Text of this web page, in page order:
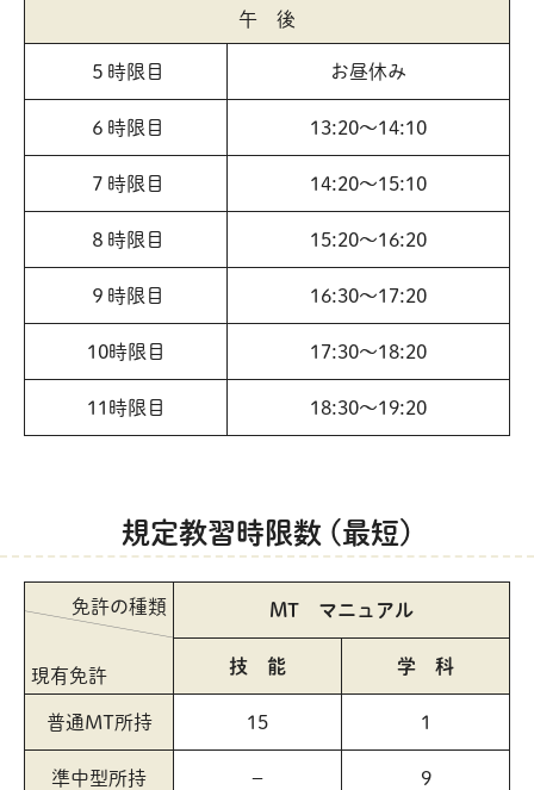
午 後
５時限目 お昼休み
６時限目 13:20～14:10
７時限目 14:20～15:10
８時限目 15:20～16:20
９時限目 16:30～17:20
10時限目 17:30～18:20
11時限目 18:30～19:20
規定教習時限数 (最短)
免許の種類
現有免許
MT マニュアル
技 能 学 科
普通MT所持 15 1
準中型所持 − 9